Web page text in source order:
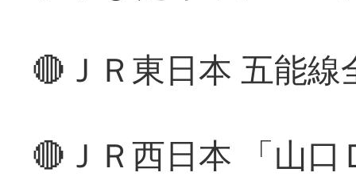
🔴ＪＲ東日本 五能
🔴ＪＲ西日本 「山